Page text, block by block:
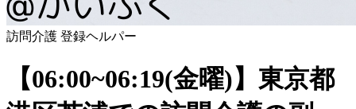
訪問介護 登録ヘルパー
【06:00~06:19(金曜)】東京都